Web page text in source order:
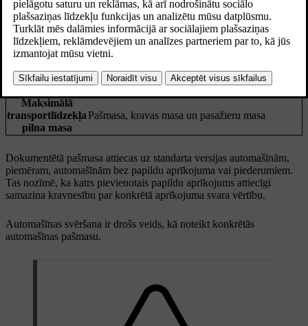
Pašmasa
Automašīnas masa, ieskaitot vadītāju, visas eļļas,
šķidrumus un standarta aprīkojumu. Tā neietver
pasažierus, kravu, papildu aprīkojumu vai slodzi
uz sakabes āķa lodi, ja ir pievienota piekabe.
pieļaujamā
slodze
Transportlīdzekļa pilna masa, no kuras atņemta
pašmasa
Maksimālā
transportlīdzekļa
pilna masa
Pašmasa, kravas masa un pasažieru masa
Dokumentētā pašmasa attiecas uz standarta versijas automašīnām,
piemēram, automašīnām bez papildu aprīkojuma vai piederumiem.
Tas nozīmē, ka katrs pievienotais papildu aprīkojums attiecīgi
samazina kravnesību par konkrētā aprīkojuma svara vērtību.
Automašīnas svēršana ir drošs veids, kā noteikt konkrētās
automašīnas pašmasu.